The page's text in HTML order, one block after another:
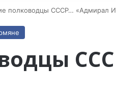
полководцы СССР… «Адмирал